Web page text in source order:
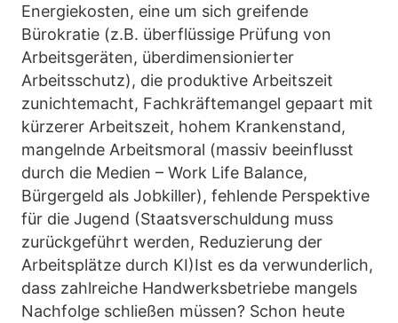
Energiekosten, eine um sich greifende
Bürokratie (z.B. überflüssige Prüfung von
Arbeitsgeräten, überdimensionierter
Arbeitsschutz), die produktive Arbeitszeit
zunichtemacht, Fachkräftemangel gepaart mit
kürzerer Arbeitszeit, hohem Krankenstand,
mangelnde Arbeitsmoral (massiv beeinflusst
durch die Medien – Work Life Balance,
Bürgergeld als Jobkiller), fehlende Perspektive
für die Jugend (Staatsverschuldung muss
zurückgeführt werden, Reduzierung der
Arbeitsplätze durch KI)Ist es da verwunderlich,
dass zahlreiche Handwerksbetriebe mangels
Nachfolge schließen müssen? Schon heute